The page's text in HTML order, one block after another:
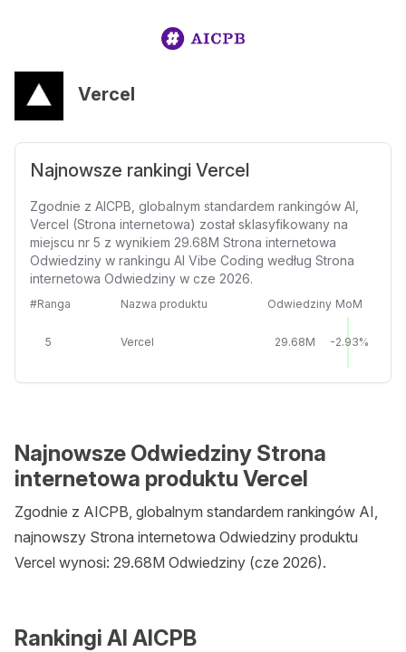
Vercel
Najnowsze rankingi Vercel
Zgodnie z AICPB, globalnym standardem rankingów AI,
Vercel (Strona internetowa) został sklasyfikowany na
miejscu nr 5 z wynikiem 29.68M Strona internetowa
Odwiedziny w rankingu AI Vibe Coding według Strona
internetowa Odwiedziny w cze 2026.
#Ranga Nazwa produktu Odwiedziny MoM
5 Vercel 29.68M -2.93%
Najnowsze Odwiedziny Strona
internetowa produktu Vercel
Zgodnie z AICPB, globalnym standardem rankingów AI,
najnowszy Strona internetowa Odwiedziny produktu
Vercel wynosi: 29.68M Odwiedziny (cze 2026).
Rankingi AI AICPB